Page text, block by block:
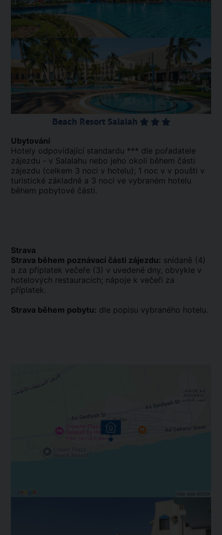
Beach Resort Salalah
Ubytování
Hotely odpovídající standardu *** dle pořadatele
zájezdu - v Salalahu nebo jeho okolí během části
zájezdu (celkem 3 noci v hotelu); 1 noc v v poušti v
turistické základně a 3 noci ve vybraném hotelu
během pobytové části.
Strava
Strava během poznávací části zájezdu: snídaně (4)
a za příplatek večeře (3) v uvedené dny, obvykle v
hotelových restauracích; nápoje k večeři za
příplatek.
Strava během pobytu: dle popisu vybraného hotelu.